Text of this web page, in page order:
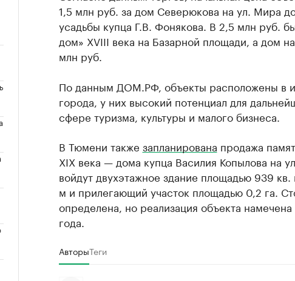
1,5 млн руб. за дом Северюкова на ул. Мира
усадьбы купца Г.В. Фонякова. В 2,5 млн руб.
дом» XVIII века на Базарной площади, а дом
млн руб.
По данным ДОМ.РФ, объекты расположены в
города, у них высокий потенциал для
сфере туризма, культуры и малого бизнеса.
В Тюмени также запланирована продажа
XIX века — дома купца Василия Копылова на
войдут двухэтажное здание площадью 939
м и прилегающий участок площадью 0,2 га.
определена, но реализация объекта
года.
АвторыТеги